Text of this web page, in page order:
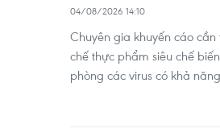
04/08/2026 14:10
Chuyên gia khuyến cáo
chế thực phẩm siêu chế
phòng các virus có khả